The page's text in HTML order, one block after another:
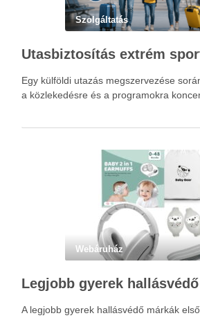
Szolgáltatás
Egy külföldi utazás megszervezése
a közlekedésre és a programokra
Webáruház
A legjobb gyerek hallásvédő márkák